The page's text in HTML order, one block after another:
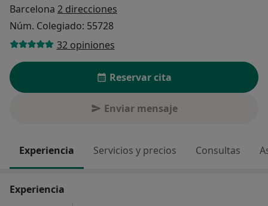
Barcelona 2 direcciones
Núm. Colegiado: 55728
32 opiniones
Reservar cita
Enviar mensaje
Experiencia Servicios y precios Consultas
Experiencia